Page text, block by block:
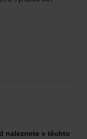
naleznete v těchto